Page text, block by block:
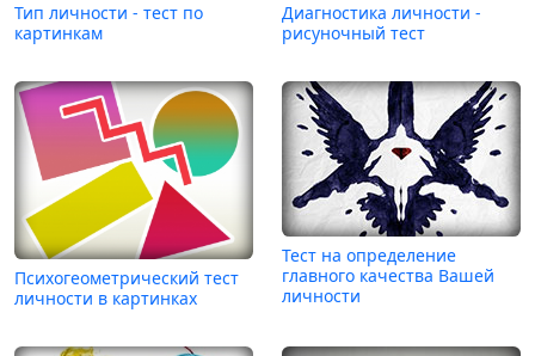
Тип личности - тест по
картинкам
Диагностика личности -
рисуночный тест
Психогеометрический тест
личности в картинках
Тест на определение
главного качества Вашей
личности